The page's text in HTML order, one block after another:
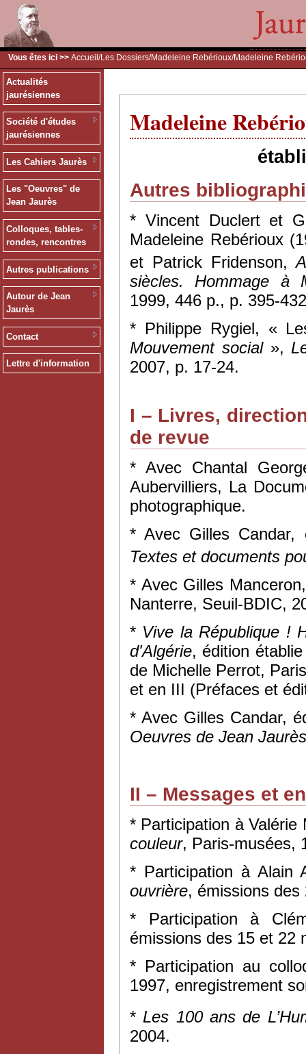
Vous êtes ici >> Accueil /Les Dossiers/Madeleine Rebérioux/Madeleine
Actualités
jaurésiennes
Société d'études
jaurésiennes
Les Cahiers Jaurès
Les "Oeuvres" de
Jean Jaurès
Colloques, tables-
rondes, rencontres
Autres publications
Autour de Jean
Jaurès
Contact
Lettre d'information
Madeleine
Autres
* Vincent Duclert et
Madeleine Rebérioux
et Patrick Fridenson,
siècles. Hommage à
1999, 446 p., p. 395-
* Philippe Rygiel, «
Mouvement social»,
2007, p. 17-24.
I – Livres,
de revue
* Avec Chantal
Aubervilliers, La
photographique.
* Avec Gilles
Textes et documents
* Avec Gilles
Nanterre, Seuil-BDIC,
* Vive la République !
d'Algérie, édition
de Michelle Perrot,
et en III (Préfaces et
* Avec Gilles Candar,
Oeuvres de Jean Jaurès
II – Messages et
* Participation à
couleur, Paris-musées,
* Participation à Alain
ouvrière, émissions
* Participation à
émissions des 15 et 22
* Participation au
1997, enregistrement
* Les 100 ans de
2004.